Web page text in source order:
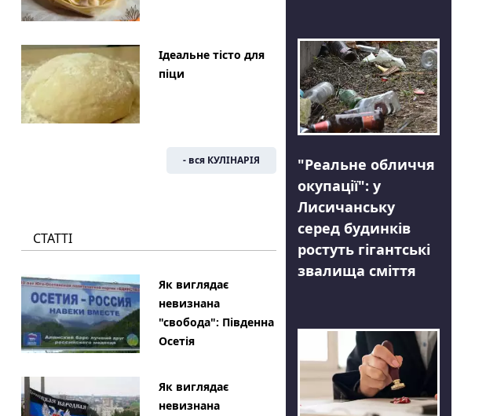
Ідеальне тісто для
піци
- вся КУЛІНАРІЯ
СТАТТІ
Як виглядає
невизнана
"свобода": Південна
Осетія
Як виглядає
невизнана
"Реальне обличчя
окупації": у
Лисичанську
серед будинків
ростуть гігантські
звалища сміття